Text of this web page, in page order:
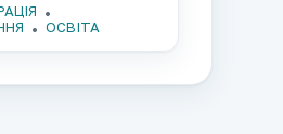
ОСВІТА